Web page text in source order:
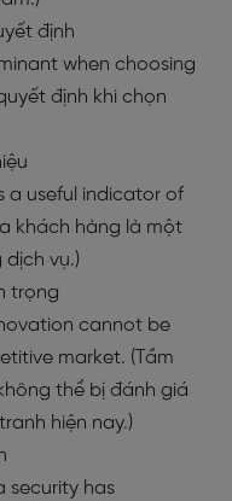
định
when choosing
định khi chọn
a useful indicator of
khách hàng là một
dịch vụ.)
trọng
cannot be
market. (Tầm
thể bị đánh giá
hiện nay.)
security has